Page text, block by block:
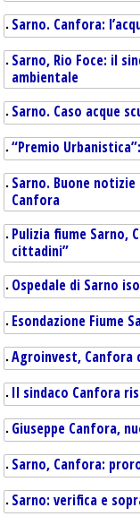
Sarno. Canfora:
Sarno, Rio Foce: il
ambientale
Sarno. Caso acque
“Premio
Sarno. Buone
Canfora
Pulizia fiume Sarno,
cittadini”
Ospedale di Sarno
Esondazione Fiume
Agroinvest, Canfora
Il sindaco Canfora
Giuseppe Canfora,
Sarno, Canfora:
Sarno: verifica e